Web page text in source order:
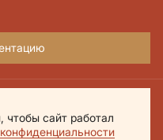
данных
носит исключительно
сайт работал